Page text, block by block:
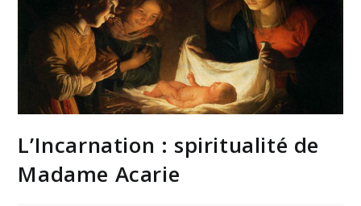
L’Incarnation : spiritualité de
Madame Acarie